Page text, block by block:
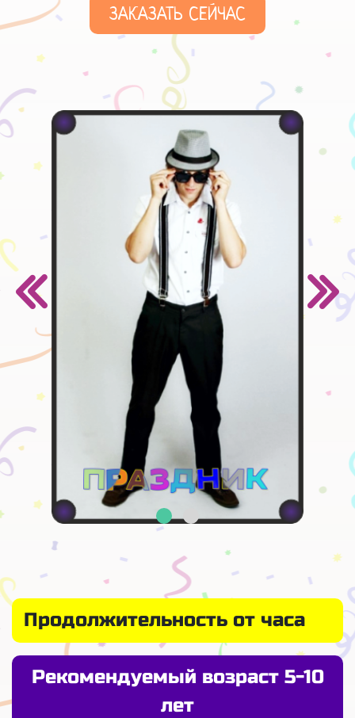
ЗАКАЗАТЬ СЕЙЧАС
Продолжительность от часа
Рекомендуемый возраст 5-10
лет